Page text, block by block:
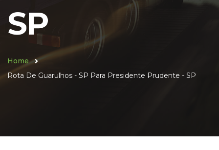
SP
Home
Rota De Guarulhos - SP Para Presidente Prudente - SP